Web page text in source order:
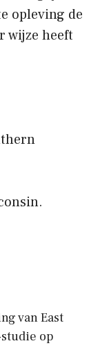
opleving de
wijze heeft
van East
op